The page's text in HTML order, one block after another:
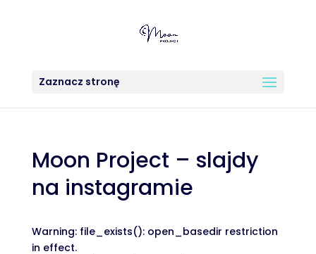
Zaznacz stronę
Moon Project – slajdy
na instagramie
Warning: file_exists(): open_basedir restriction
in effect.